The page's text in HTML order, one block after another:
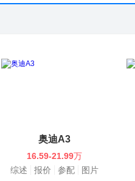
奥迪A3
16.59-21.99万
综述
报价 参配 图片